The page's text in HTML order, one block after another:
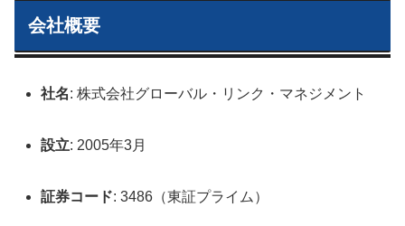
会社概要
社名: 株式会社グローバル・リンク・マネジメント
設立: 2005年3月
証券コード: 3486（東証プライム）